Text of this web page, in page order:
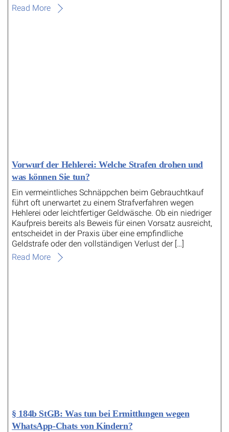
Read More
Vorwurf der Hehlerei: Welche Strafen drohen und
was können Sie tun?
Ein vermeintliches Schnäppchen beim Gebrauchtkauf
führt oft unerwartet zu einem Strafverfahren wegen
Hehlerei oder leichtfertiger Geldwäsche. Ob ein niedriger
Kaufpreis bereits als Beweis für einen Vorsatz ausreicht,
entscheidet in der Praxis über eine empfindliche
Geldstrafe oder den vollständigen Verlust der […]
Read More
§ 184b StGB: Was tun bei Ermittlungen wegen
WhatsApp-Chats von Kindern?